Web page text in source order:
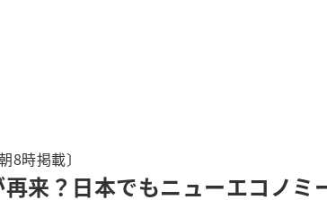
8時掲載〕
来？日本でもニューエコノミ